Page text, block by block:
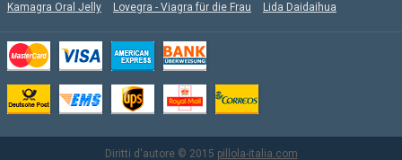
Kamagra Oral Jelly Lovegra - Viagra für die Frau Lida Daidaihua
Diritti d'autore © 2015 pillola-italia.com